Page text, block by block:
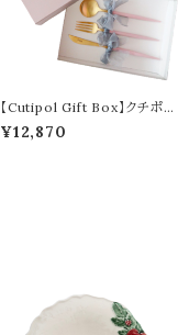
【Cutipol Gift Box】クチポー
ル GOA ゴールド 3本セット
¥12,870